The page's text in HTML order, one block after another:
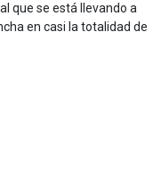
que se está llevando a
en casi la totalidad de